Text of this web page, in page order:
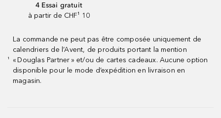
4 Essai gratuit
à partir de CHF¹ 10
¹
La commande ne peut pas être composée uniquement de
calendriers de l’Avent, de produits portant la mention
« Douglas Partner » et/ou de cartes cadeaux. Aucune option
disponible pour le mode d’expédition en livraison en
magasin.